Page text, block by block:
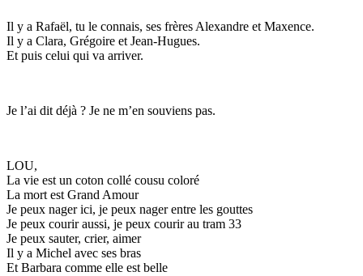
Il y a Rafaël, tu le connais, ses frères Alexandre et Maxence.
Il y a Clara, Grégoire et Jean-Hugues.
Et puis celui qui va arriver.
Je l’ai dit déjà ? Je ne m’en souviens pas.
LOU,
La vie est un coton collé cousu coloré
La mort est Grand Amour
Je peux nager ici, je peux nager entre les gouttes
Je peux courir aussi, je peux courir au tram 33
Je peux sauter, crier, aimer
Il y a Michel avec ses bras
Et Barbara comme elle est belle